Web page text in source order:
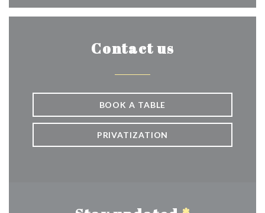
Contact us
BOOK A TABLE
PRIVATIZATION